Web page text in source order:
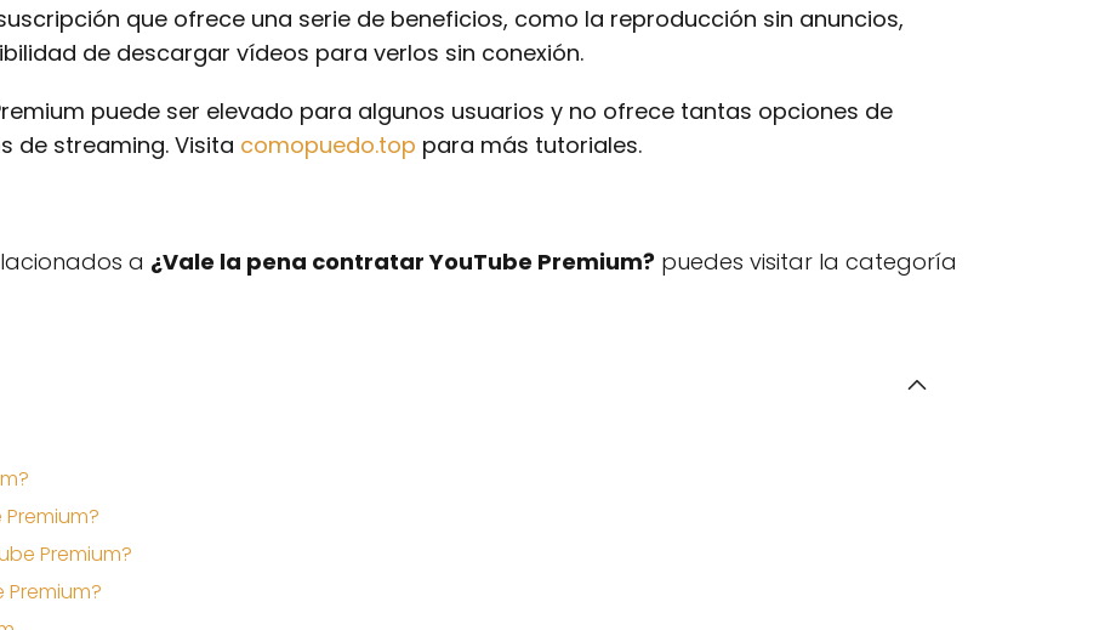
que ofrece una serie de beneficios, como la reproducción sin anuncios,
de descargar vídeos para verlos sin conexión.
puede ser elevado para algunos usuarios y no ofrece tantas opciones de
de streaming. Visita comopuedo.top para más tutoriales.
a ¿Vale la pena contratar YouTube Premium? puedes visitar la categoría
Premium?